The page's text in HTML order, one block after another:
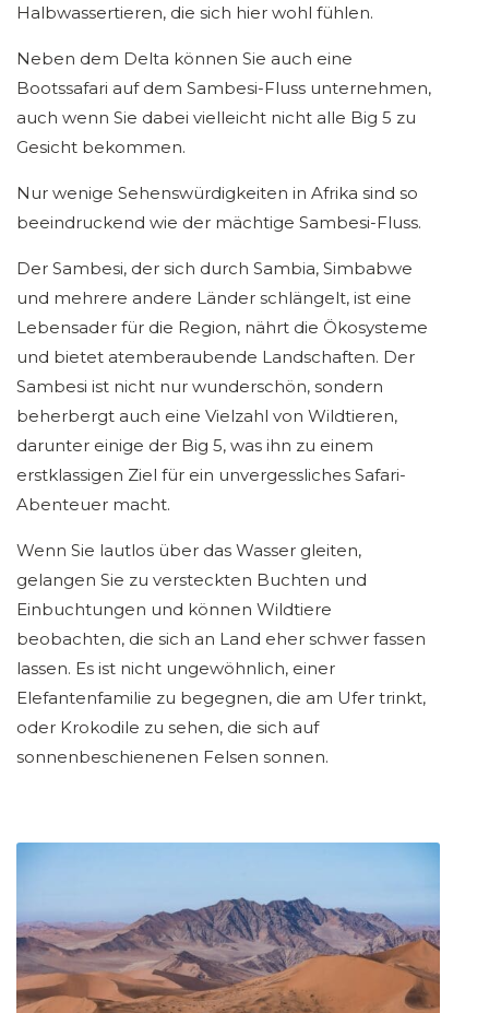
Halbwassertieren, die sich hier wohl fühlen.
Neben dem Delta können Sie auch eine
Bootssafari auf dem Sambesi-Fluss unternehmen,
auch wenn Sie dabei vielleicht nicht alle Big 5 zu
Gesicht bekommen.
Nur wenige Sehenswürdigkeiten in Afrika sind so
beeindruckend wie der mächtige Sambesi-Fluss.
Der Sambesi, der sich durch Sambia, Simbabwe
und mehrere andere Länder schlängelt, ist eine
Lebensader für die Region, nährt die Ökosysteme
und bietet atemberaubende Landschaften. Der
Sambesi ist nicht nur wunderschön, sondern
beherbergt auch eine Vielzahl von Wildtieren,
darunter einige der Big 5, was ihn zu einem
erstklassigen Ziel für ein unvergessliches Safari-
Abenteuer macht.
Wenn Sie lautlos über das Wasser gleiten,
gelangen Sie zu versteckten Buchten und
Einbuchtungen und können Wildtiere
beobachten, die sich an Land eher schwer fassen
lassen. Es ist nicht ungewöhnlich, einer
Elefantenfamilie zu begegnen, die am Ufer trinkt,
oder Krokodile zu sehen, die sich auf
sonnenbeschienenen Felsen sonnen.